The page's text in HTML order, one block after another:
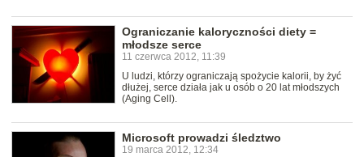
Ograniczanie kaloryczności diety =
młodsze serce
11 czerwca 2012, 11:39
U ludzi, którzy ograniczają spożycie kalorii, by żyć
dłużej, serce działa jak u osób o 20 lat młodszych
(Aging Cell).
Microsoft prowadzi śledztwo
19 marca 2012, 12:34